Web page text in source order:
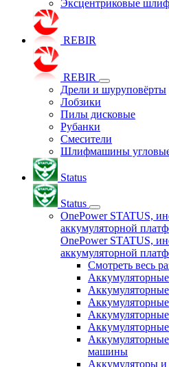
Эксцентриковые
REBIR
REBIR
Дрели и шуруповёрты
Лобзики
Пилы дисковые
Рубанки
Смесители
Шлифмашины
Status
Status
OnePower STATUS,
аккумуляторной
OnePower STATUS,
аккумуляторной
Смотреть весь
машины
Аккумуляторы и